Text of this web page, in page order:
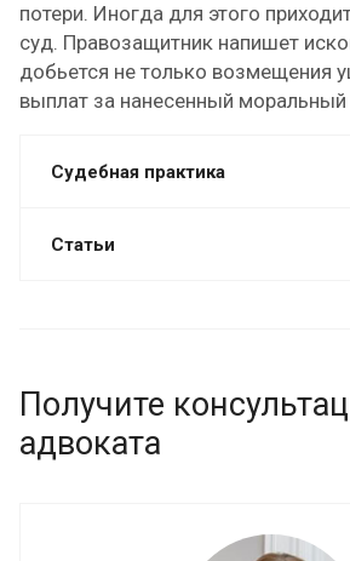
потери. Иногда для этого
суд. Правозащитник напишет
добьется не только возмещения
выплат за нанесенный моральный
Судебная практика
Статьи
Получите
адвоката